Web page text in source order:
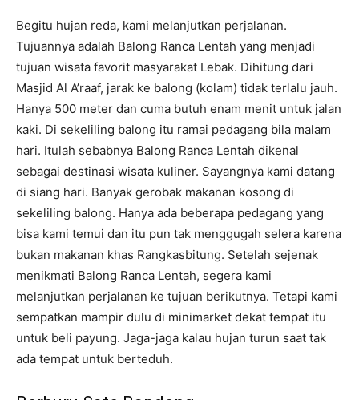
Begitu hujan reda, kami melanjutkan perjalanan.
Tujuannya adalah Balong Ranca Lentah yang menjadi
tujuan wisata favorit masyarakat Lebak. Dihitung dari
Masjid Al A’raaf, jarak ke balong (kolam) tidak terlalu jauh.
Hanya 500 meter dan cuma butuh enam menit untuk jalan
kaki. Di sekeliling balong itu ramai pedagang bila malam
hari. Itulah sebabnya Balong Ranca Lentah dikenal
sebagai destinasi wisata kuliner. Sayangnya kami datang
di siang hari. Banyak gerobak makanan kosong di
sekeliling balong. Hanya ada beberapa pedagang yang
bisa kami temui dan itu pun tak menggugah selera karena
bukan makanan khas Rangkasbitung. Setelah sejenak
menikmati Balong Ranca Lentah, segera kami
melanjutkan perjalanan ke tujuan berikutnya. Tetapi kami
sempatkan mampir dulu di minimarket dekat tempat itu
untuk beli payung. Jaga-jaga kalau hujan turun saat tak
ada tempat untuk berteduh.